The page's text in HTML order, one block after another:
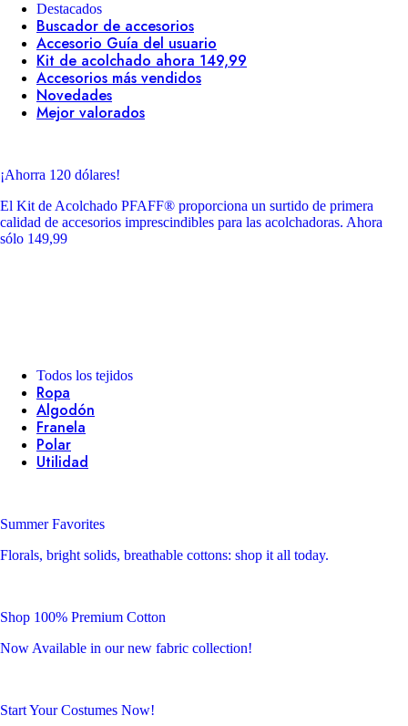
Destacados
Buscador de accesorios
Accesorio Guía del usuario
Kit de acolchado ahora 149,99
Accesorios más vendidos
Novedades
Mejor valorados
¡Ahorra 120 dólares!
El Kit de Acolchado PFAFF® proporciona un surtido de primera
calidad de accesorios imprescindibles para las acolchadoras. Ahora
sólo 149,99
Todos los tejidos
Ropa
Algodón
Franela
Polar
Utilidad
Summer Favorites
Florals, bright solids, breathable cottons: shop it all today.
Shop 100% Premium Cotton
Now Available in our new fabric collection!
Start Your Costumes Now!